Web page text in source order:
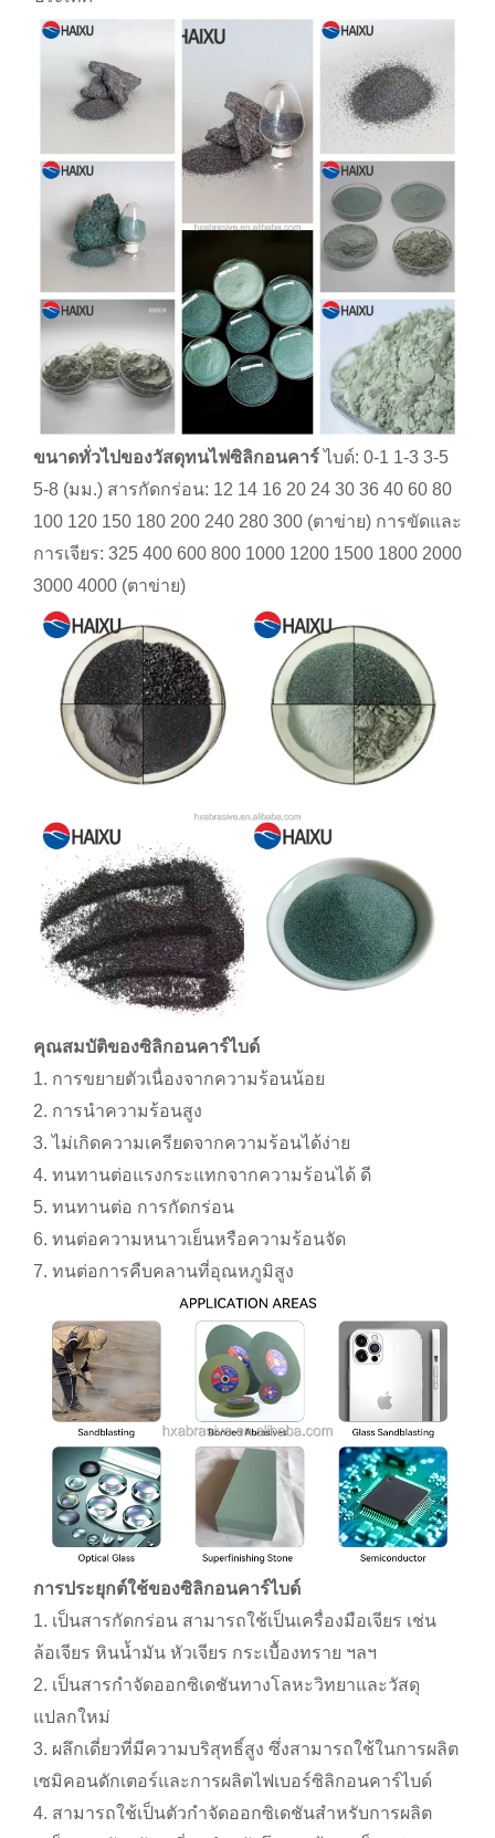
ขนาดทั่วไปของวัสดุทนไฟซิลิกอนคาร์ไบด์: 0-1 1-3 3-5
5-8 (มม.) สารกัดกร่อน: 12 14 16 20 24 30 36 40 60 80
100 120 150 180 200 240 280 300 (ตาข่าย) การขัดและ
การเจียร: 325 400 600 800 1000 1200 1500 1800 2000
3000 4000 (ตาข่าย)
คุณสมบัติของซิลิกอนคาร์ไบด์
1. การขยายตัวเนื่องจากความร้อนน้อย
2. การนำความร้อนสูง
3. ไม่เกิดความเครียดจากความร้อนได้ง่าย
4. ทนทานต่อแรงกระแทกจากความร้อนได้ ดี
5. ทนทานต่อ การกัดกร่อน
6. ทนต่อความหนาวเย็นหรือความร้อนจัด
7. ทนต่อการคืบคลานที่อุณหภูมิสูง
การประยุกต์ใช้ของซิลิกอนคาร์ไบด์
1. เป็นสารกัดกร่อน สามารถใช้เป็นเครื่องมือเจียร เช่น
ล้อเจียร หินน้ำมัน หัวเจียร กระเบื้องทราย ฯลฯ
2. เป็นสารกำจัดออกซิเดชันทางโลหะวิทยาและวัสดุ
แปลกใหม่
3. ผลึกเดี่ยวที่มีความบริสุทธิ์สูง ซึ่งสามารถใช้ในการผลิต
เซมิคอนดักเตอร์และการผลิตไฟเบอร์ซิลิกอนคาร์ไบด์
4. สามารถใช้เป็นตัวกำจัดออกซิเดชันสำหรับการผลิต